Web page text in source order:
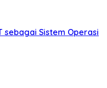
sebagai Sistem Operasi